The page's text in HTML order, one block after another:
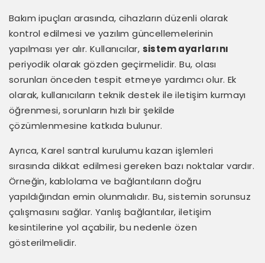
Bakım ipuçları arasında, cihazların düzenli olarak
kontrol edilmesi ve yazılım güncellemelerinin
yapılması yer alır. Kullanıcılar, sistem ayarlarını
periyodik olarak gözden geçirmelidir. Bu, olası
sorunları önceden tespit etmeye yardımcı olur. Ek
olarak, kullanıcıların teknik destek ile iletişim kurmayı
öğrenmesi, sorunların hızlı bir şekilde
çözümlenmesine katkıda bulunur.
Ayrıca, Karel santral kurulumu kazan işlemleri
sırasında dikkat edilmesi gereken bazı noktalar vardır.
Örneğin, kablolama ve bağlantıların doğru
yapıldığından emin olunmalıdır. Bu, sistemin sorunsuz
çalışmasını sağlar. Yanlış bağlantılar, iletişim
kesintilerine yol açabilir, bu nedenle özen
gösterilmelidir.